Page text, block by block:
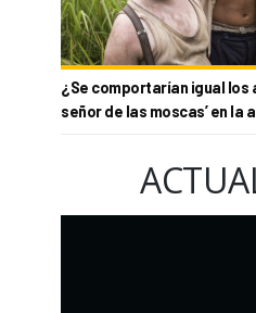
¿Se comportarían igual los
señor de las moscas’ en la